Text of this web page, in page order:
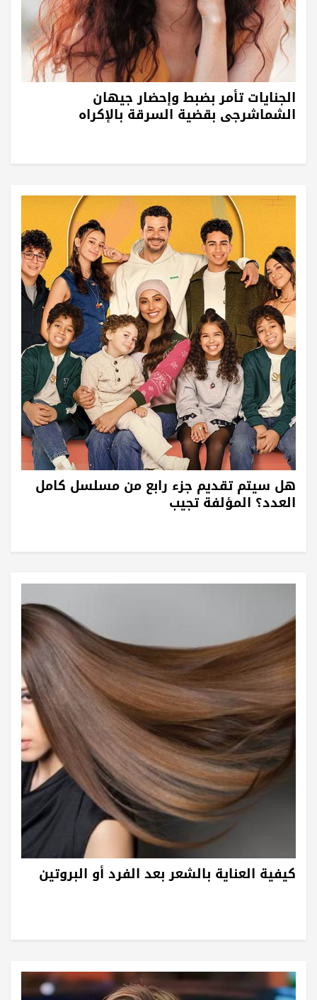
الجنايات تأمر بضبط وإحضار جيهان
الشماشرجى بقضية السرقة بالإكراه
هل سيتم تقديم جزء رابع من مسلسل كامل
العدد؟ المؤلفة تجيب
كيفية العناية بالشعر بعد الفرد أو البروتين